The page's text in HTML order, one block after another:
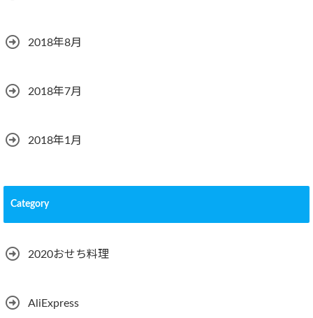
2018年8月
2018年7月
2018年1月
Category
2020おせち料理
AliExpress